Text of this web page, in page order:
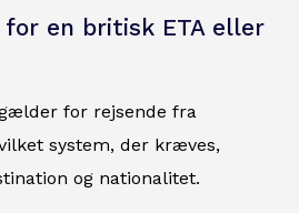
for en britisk ETA eller
gælder for rejsende fra
system, der kræves,
og nationalitet.